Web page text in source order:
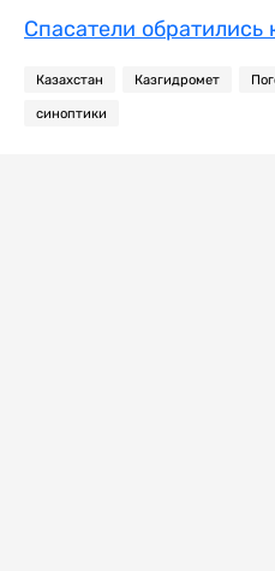
Спасатели обратились
Казахстан Казгидромет
синоптики